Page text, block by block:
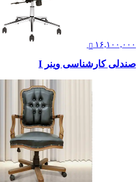
۱۶,۱۰۰,۰۰۰
صندلی کارشناسی وینر I